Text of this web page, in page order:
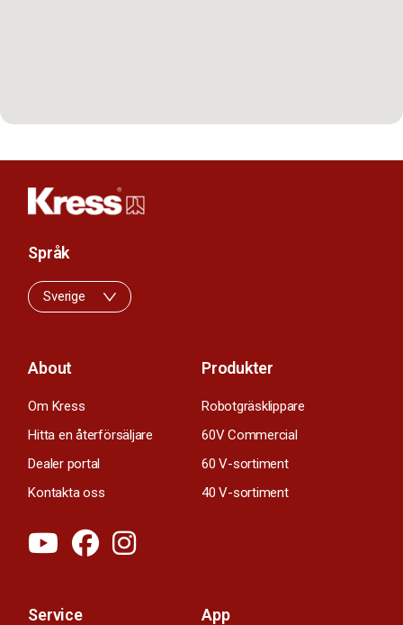
About
Om Kress
Hitta en återförsäljare
Dealer portal
Kontakta oss
Produkter
Robotgräsklippare
60V Commercial
60 V-sortiment
40 V-sortiment
Service App
Språk
Sverige